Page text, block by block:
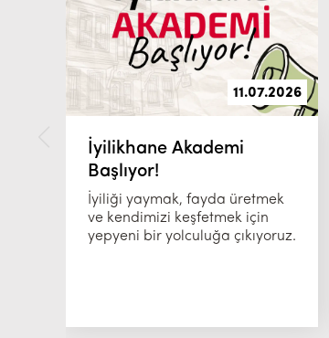
11.07.2026
İyilikhane Akademi
Başlıyor!
İyiliği yaymak, fayda üretmek
ve kendimizi keşfetmek için
yepyeni bir yolculuğa çıkıyoruz.